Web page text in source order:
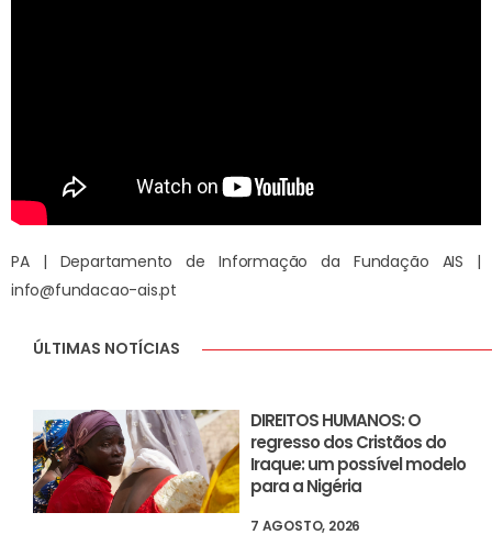
PA | Departamento de Informação da Fundação AIS |
info@fundacao-ais.pt
ÚLTIMAS NOTÍCIAS
DIREITOS HUMANOS: O
regresso dos Cristãos do
Iraque: um possível modelo
para a Nigéria
7 AGOSTO, 2026